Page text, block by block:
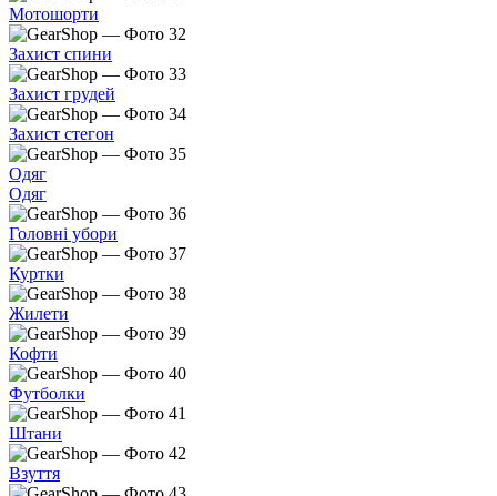
Мотошорти
Захист спини
Захист грудей
Захист стегон
Одяг
Одяг
Головні убори
Куртки
Жилети
Кофти
Футболки
Штани
Взуття